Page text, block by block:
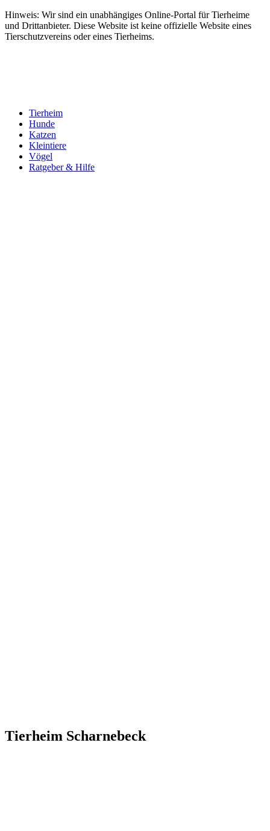
Hinweis: Wir sind ein unabhängiges Online-Portal für Tierheime
und Drittanbieter. Diese Website ist keine offizielle Website eines
Tierschutzvereins oder eines Tierheims.
Tierheim
Hunde
Katzen
Kleintiere
Vögel
Ratgeber & Hilfe
Tierheim Scharnebeck